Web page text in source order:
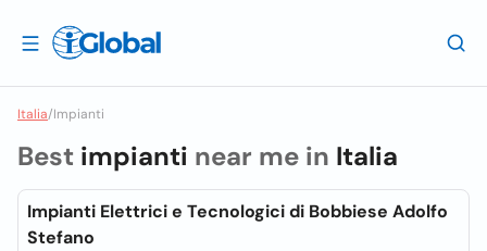
Italia/Impianti
Best impianti near me in Italia
Impianti Elettrici e Tecnologici di Bobbiese Adolfo
Stefano